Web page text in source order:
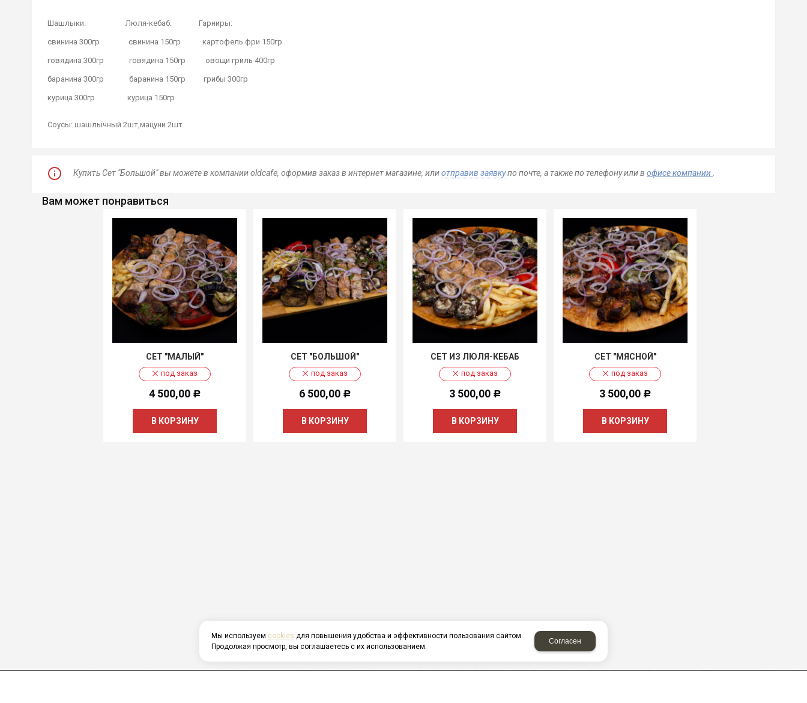
Шашлыки: Люля-кебаб: Гарниры:
свинина 300гр свинина 150гр картофель фри 150гр
говядина 300гр говядина 150гр овощи гриль 400гр
баранина 300гр баранина 150гр грибы 300гр
курица 300гр курица 150гр
Соусы: шашлычный 2шт,мацуни 2шт
Купить Сет "Большой" вы можете в компании oldcafe, оформив заказ в интернет магазине, илиотправив заявкупо почте, а также по телефонуили в офисе компании
Вам может понравиться
СЕТ "МАЛЫЙ"
под заказ
4 500,00 Р
В КОРЗИНУ
СЕТ "БОЛЬШОЙ"
под заказ
6 500,00 Р
В КОРЗИНУ
СЕТ ИЗ ЛЮЛЯ-КЕБАБ
под заказ
3 500,00 Р
В КОРЗИНУ
СЕТ "МЯСНОЙ"
под заказ
3 500,00 Р
В КОРЗИНУ
Мы используем cookies для повышения удобства и эффективности пользования сайтом.
Продолжая просмотр, вы соглашаетесь с их использованием.
Согласен